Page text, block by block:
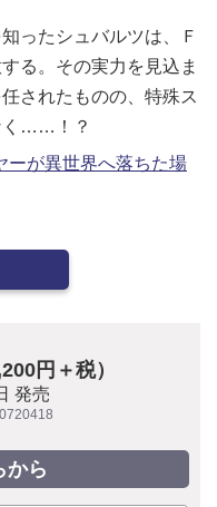
ったシュバルツは、Ｆ
る。その実力を見込ま
されたものの、特殊ス
く……！？
ーが異世界へ落ちた場
円＋税）
発売
から